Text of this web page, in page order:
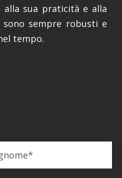
alla sua praticità e alla
sempre robusti e
tempo.